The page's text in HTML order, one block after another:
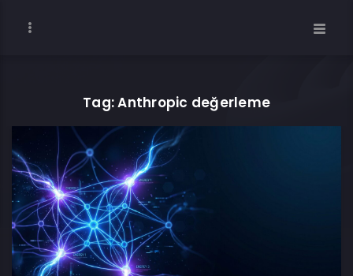
Tag: Anthropic değerleme